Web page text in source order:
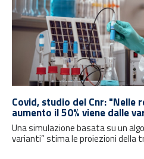
Covid, studio del Cnr: "Nelle
aumento il 50% viene dalle
Una simulazione basata su un
varianti” stima le proiezioni della